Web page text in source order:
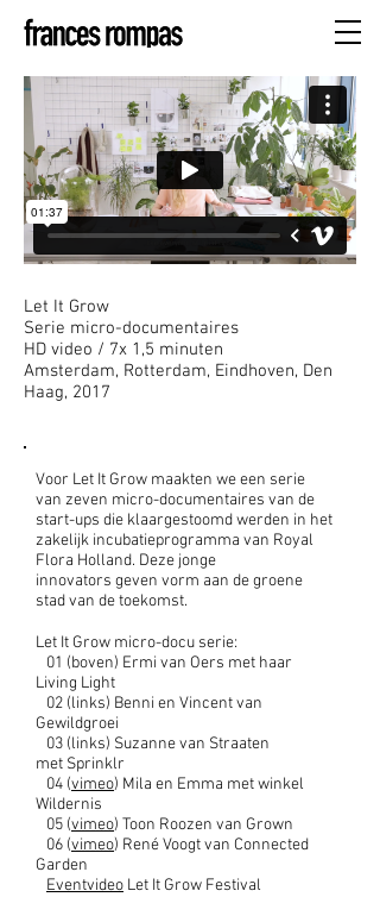
Let It Grow
Serie micro-documentaires
HD video / 7x 1,5 minuten
Amsterdam, Rotterdam, Eindhoven, Den
Haag, 2017
Voor Let It Grow maakten we een serie
van zeven micro-documentaires van de
start-ups die klaargestoomd werden in het
zakelijk incubatieprogramma van Royal
Flora Holland. Deze jonge
innovators geven vorm aan de groene
stad van de toekomst.
Let It Grow micro-docu serie:
01 (boven) Ermi van Oers met haar
Living Light
02 (links) Benni en Vincent van
Gewildgroei
03 (links) Suzanne van Straaten
met Sprinklr
04 (vimeo) Mila en Emma met winkel
Wildernis
05 (vimeo) Toon Roozen van Grown
06 (vimeo) René Voogt van Connected
Garden
Eventvideo Let It Grow Festival